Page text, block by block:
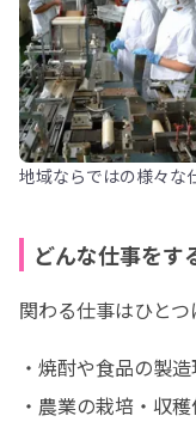
地域ならではの様々な
どんな仕事をす
関わる仕事はひとつ
・焼酎や食品の製
・農業の栽培・収